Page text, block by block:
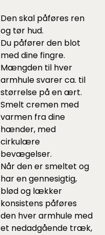
Den skal påføres ren
og tør hud.
Du påfører den blot
med dine fingre.
Mængden til hver
armhule svarer ca. til
størrelse på en ært.
Smelt cremen med
varmen fra dine
hænder, med
cirkulære
bevægelser.
Når den er smeltet og
har en gennesigtig,
blød og lækker
konsistens påføres
den hver armhule med
et nedadgående træk,